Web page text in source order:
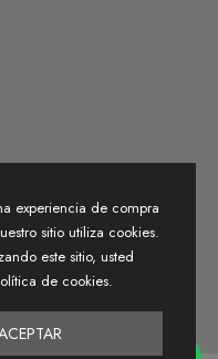
experiencia de compra
sitio utiliza cookies.
este sitio, usted
de cookies.